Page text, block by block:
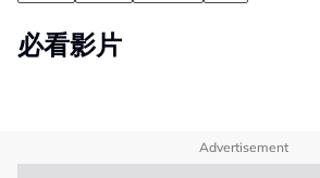
必看影片
Advertisement